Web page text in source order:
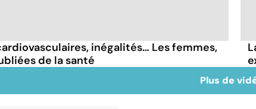
inégalités… Les femmes,
de la santé
Plus de